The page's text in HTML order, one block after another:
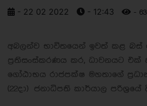
- 22 02 2022 - 12:43 -
අබලන්ව භාවිතයෙන් ඉවත් කළ බස්
ප්‍රතිසංස්කරණය කර, ධාවනයට එක්
ගෝඨාභය රාජපක්ෂ මහතාගේ
(22දා) ජනාධිපති කාර්යාල